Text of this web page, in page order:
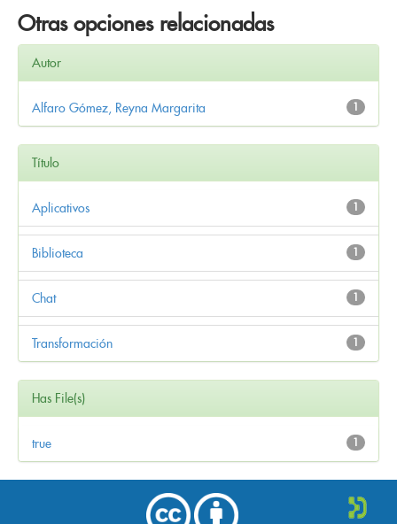
Otras opciones relacionadas
Autor
1
Alfaro Gómez, Reyna Margarita
Título
1
Aplicativos
1
Biblioteca
1
Chat
1
Transformación
Has File(s)
1
true